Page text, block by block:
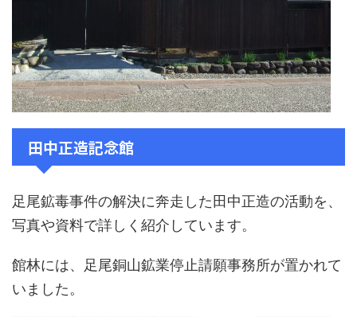
田中正造記念館
足尾鉱毒事件の解決に奔走した田中正造の活動を、
写真や資料で詳しく紹介しています。
館林には、足尾銅山鉱業停止請願事務所が置かれて
いました。